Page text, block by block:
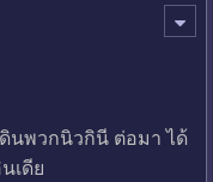
นพวกนิวกินี ต่อมา ได้
เดีย